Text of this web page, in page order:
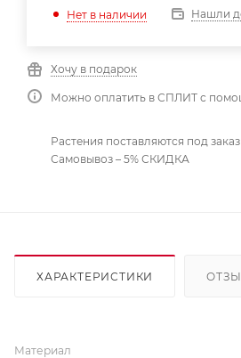
Нет в наличии Нашли
Хочу в подарок
Можно оплатить в СПЛИТ с
Растения поставляются под заказ
Самовывоз – 5% СКИДКА
ХАРАКТЕРИСТИКИ
Материал